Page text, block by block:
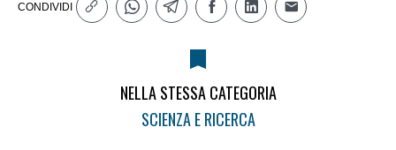
CONDIVIDI
NELLA STESSA CATEGORIA
SCIENZA E RICERCA